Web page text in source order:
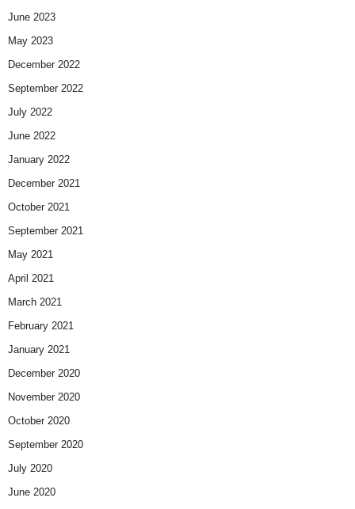
June 2023
May 2023
December 2022
September 2022
July 2022
June 2022
January 2022
December 2021
October 2021
September 2021
May 2021
April 2021
March 2021
February 2021
January 2021
December 2020
November 2020
October 2020
September 2020
July 2020
June 2020